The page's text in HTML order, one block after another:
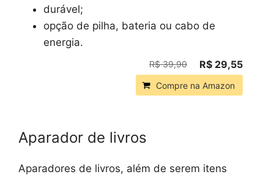
durável;
opção de pilha, bateria ou cabo de
energia.
R$ 39,90 R$ 29,55
Compre na Amazon
Aparador de livros
Aparadores de livros, além de serem itens